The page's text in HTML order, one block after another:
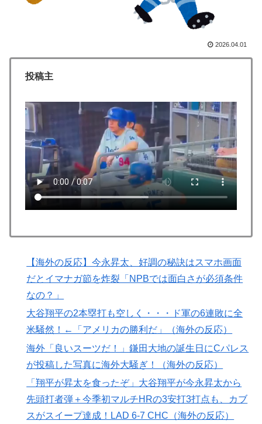
外国人「2002年W杯は?」韓国サッカーに衝撃的不祥
事！W杯予選でレフリーへの性的接待発覚！海外騒然！
▶ 海外「日本なんて行くんじゃなかった…」 日本を知っ
てしまったディズニー信者、帰国後『本家』に失望する
▶ 韓国人「日本には韓国みたいなドラッグストアがないの
で韓国が羨ましくて羨ましくて仕方がないんだそうで
す」
【あんこ】やる夫は神州日乃本をダイスで旅をする【な
んちゃって武侠モノ】 第9話 おお、ブッダよ！ 寝てお
られるのですか！？
NPB時代の山本由伸の打撃練習にMLBファン騒然！
▶ 海外「世界で日本を死守するぞ！」 日本の消防署を訪
▶
韓国人「せっかく日本に韓国風のメンチカツ屋をオープ
そうです…」
海外「もう日本を離れるなよ！」 助っ人外国人にも敬
意を払う日本人の姿に感動の声が殺到
▶ 海外「蘇生した母親は翌日には母乳をあげていた。で、
次の患者に顔面を殴られた」医師たちが語る忘れられな
い症例…
▶ 海外「全部日本の真似だったのか…」 日本の普通のテ
レビ番組が最新SNSの数十年先を行っていたと話題に
2026.04.01
投稿主
【海外の反応】今永昇太、好調の秘訣はスマホ画面
だとイマナガ節を炸裂「NPBでは面白さが必須条件
なの？」
大谷翔平の2本塁打も空しく・・・ド軍の6連敗に全
米騒然！←「アメリカの勝利だ」（海外の反応）
海外「良いスーツだ！」鎌田大地の誕生日にCパレス
が投稿した写真に海外大騒ぎ！（海外の反応）
「翔平が昇太を食ったぞ」大谷翔平が今永昇太から
先頭打者弾＋今季初マルチHRの3安打3打点も、カブ
スがスイープ達成！LAD 6-7 CHC（海外の反応）